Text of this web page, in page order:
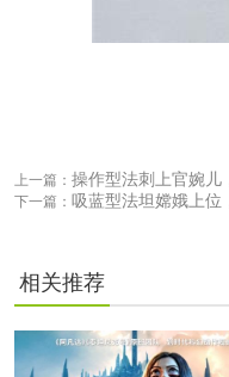
上一篇： 操作型法刺上官婉儿
下一篇： 吸蓝型法坦嫦娥上位
相关推荐